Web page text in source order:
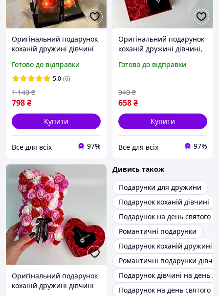
Оригінальний подарунок
коханій дружині дівчині
червоний, романтичний
подарунковий набір для
жінок
Готово до відправки
5.0 (6)
798₴
1 140 ₴
Купити
Все для всіх 97%
Оригінальний подарунок
коханій дружині дівчині,
подарунковий набір для
тебе кохаю 100 мов
Готово до відправки
658₴
940 ₴
Купити
Все для всіх 97%
Оригінальний подарунок
коханій дружині дівчині
Дивись також
Подарунки для дружини
Подарунок коханій дівчині
Подарунок на день святого
Романтичні подарунки
Подарунок коханій дружині
Романтичні подарунки
Подарунок дівчині на день
Подарунок на день святого